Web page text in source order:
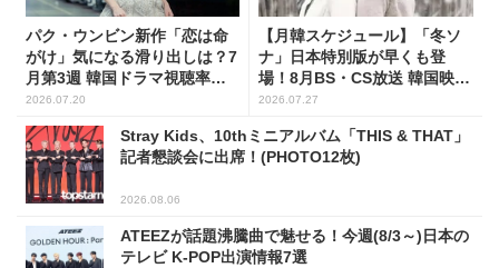
パク・ウンビン新作「恋は命
がけ」気になる滑り出しは？7
月第3週 韓国ドラマ視聴率ラ
ンキング
2026.07.20
【月韓スケジュール】「冬ソ
ナ」日本特別版が早くも登
場！8月BS・CS放送 韓国映画
(全109選)
2026.07.27
Stray Kids、10thミニアルバム「THIS & THAT」
記者懇談会に出席！(PHOTO12枚)
2026.08.06
ATEEZが話題沸騰曲で魅せる！今週(8/3～)日本の
テレビ K-POP出演情報7選